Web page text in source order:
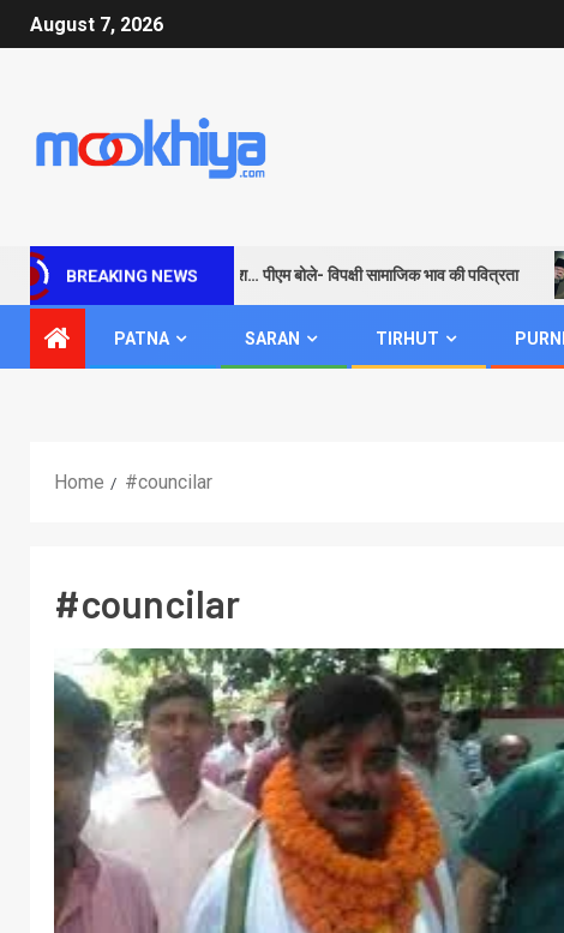
August 7, 2026
BREAKING NEWS
के जरिए विपक्ष को सबक और संदेश… पीएम बोले- विपक्षी सामाजिक भाव की पवित्रता
PATNA SARAN TIRHUT
Home #councilar
#councilar